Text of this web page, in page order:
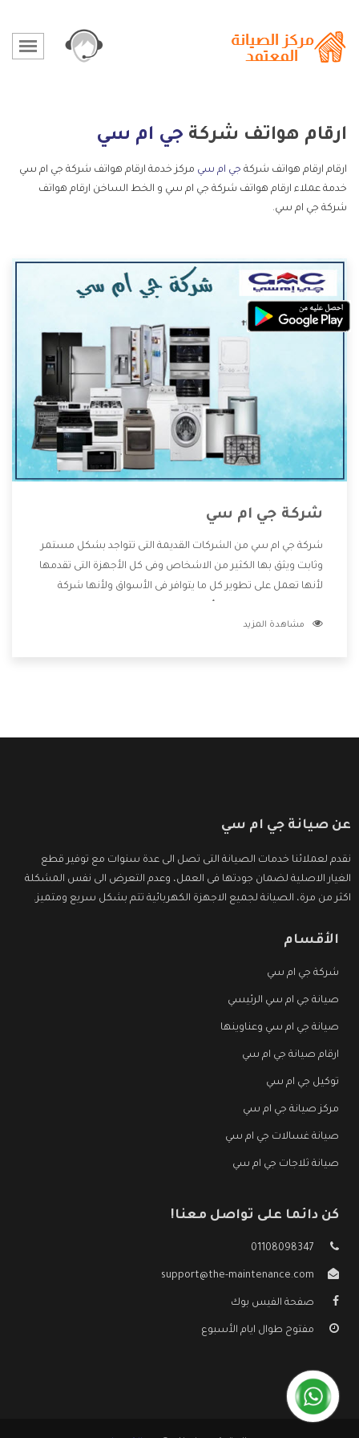
ارقام هواتف شركة جي ام سي
ارقام ارقام هواتف شركة جي ام سي مركز خدمة ارقام هواتف شركة جي ام سي
خدمة عملاء ارقام هواتف شركة جي ام سي و الخط الساخن ارقام هواتف
شركة جي ام سي.
شركة جي ام سي
شركة جي ام سي من الشركات القديمة التى تتواجد بشكل مستمر
وثابت ويثق بها الكثير من الاشخاص وفى كل الأجهزة التى تقدمها
لأنها تعمل على تطوير كل ما يتوافر فى الأسواق ولأنها شركة
وتقدم للعملاء أقوى العروض والخصومات التى تسهل على
مشاهدة المزيد
عن صيانة جي ام سي
نقدم لعملائنا خدمات الصيانة التى تصل الى عدة سنوات مع توفير قطع
الغيار الاصلية لضمان جودتها فى العمل، وعدم التعرض الى نفس المشكلة
اكثر من مرة، الصيانة لجميع الاجهزة الكهربائية تتم بشكل سريع ومتميز.
الأقسام
شركة جي ام سي
صيانة جي ام سي الرئيسي
صيانة جي ام سي وعناوينها
ارقام صيانة جي ام سي
توكيل جي ام سي
مركز صيانة جي ام سي
صيانة غسالات جي ام سي
صيانة ثلاجات جي ام سي
كن دائما على تواصل معنا!
01108098347
support@the-maintenance.com
صفحة الفيس بوك
مفتوح طوال ايام الأسبوع